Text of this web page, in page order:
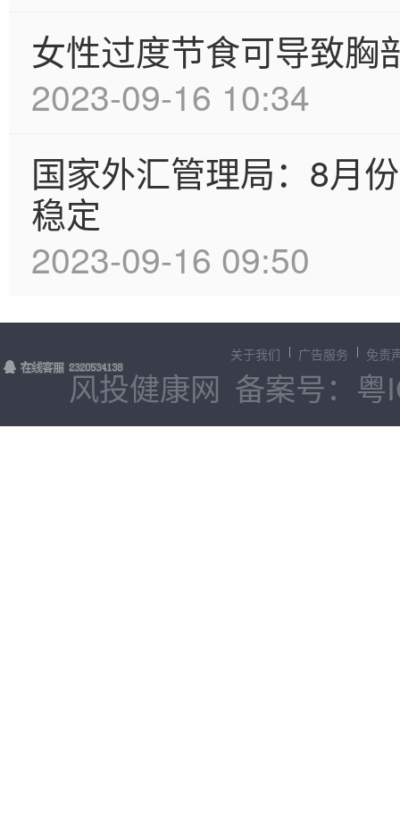
女性过度节食可导致胸
2023-09-16 10:34
国家外汇管理局：8月
稳定
2023-09-16 09:50
关于我们 广告服务 免责
风投健康网 备案号：粤